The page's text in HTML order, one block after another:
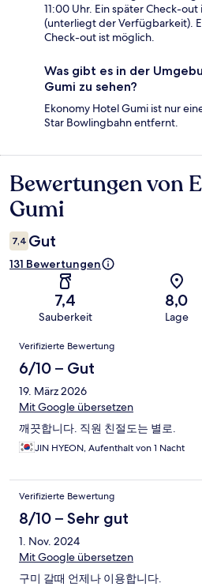
11:00 Uhr. Ein später Check-
(unterliegt der Verfügbarkeit).
Check-out ist möglich.
Was gibt es in der
Gumi zu sehen?
Ekonomy Hotel Gumi ist nur
Star Bowlingbahn entfernt.
Bewertungen
Bewertungen von
Gumi
7,4 Gut
131 Bewertungen
7,4
Sauberkeit
8,0
Lage
Bewertungen
Verifizierte Bewertung
6/10 – Gut
19. März 2026
Mit Google übersetzen
깨끗합니다. 직원 친절도는 별로.
JIN HYEON, Aufenthalt von 1 Nacht
Verifizierte Bewertung
8/10 – Sehr gut
1. Nov. 2024
Mit Google übersetzen
구미 갈때 언제나 이용합니다.